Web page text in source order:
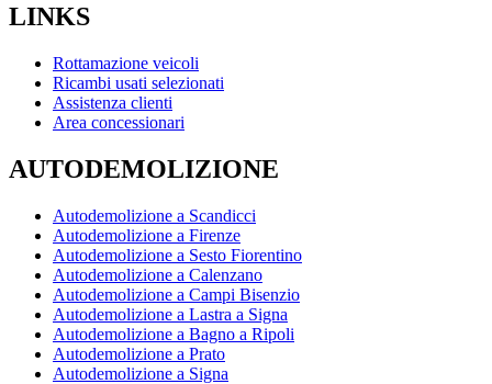
LINKS
Rottamazione veicoli
Ricambi usati selezionati
Assistenza clienti
Area concessionari
AUTODEMOLIZIONE
Autodemolizione a Scandicci
Autodemolizione a Firenze
Autodemolizione a Sesto Fiorentino
Autodemolizione a Calenzano
Autodemolizione a Campi Bisenzio
Autodemolizione a Lastra a Signa
Autodemolizione a Bagno a Ripoli
Autodemolizione a Prato
Autodemolizione a Signa